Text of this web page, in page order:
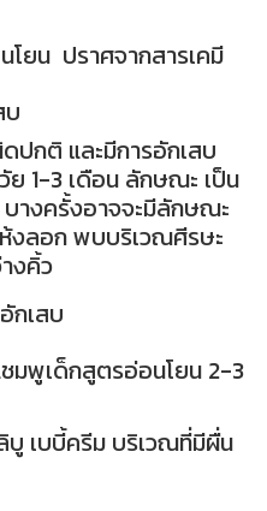
ยน ปราศจากสารเคมี
ปกติ และมีการอักเสบ
1-3 เดือน ลักษณะ เป็น
บางครั้งอาจจะมีลักษณะ
งลอก พบบริเวณศีรษะ
งคิ้ว
กเสบ
มพูเด็กสูตรอ่อนโยน 2-3
บู เบบี้ครีม บริเวณที่มีผื่น